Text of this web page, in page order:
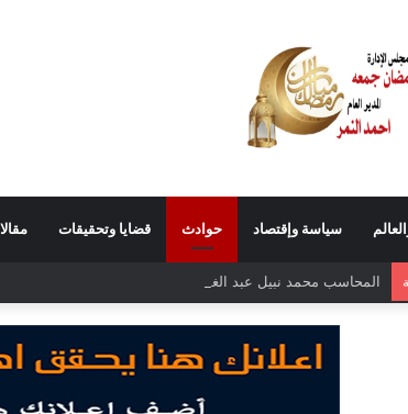
سياسة وإقتصاد حوادث قضايا وتحقيقات
المحاسب محمد نبيل عبد الغفار فولي.. قيادة إدارية ناجحة على